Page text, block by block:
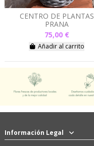
CENTRO DE PLANTAS
PRANA
75,00 €
Añadir al carrito
Información Legal